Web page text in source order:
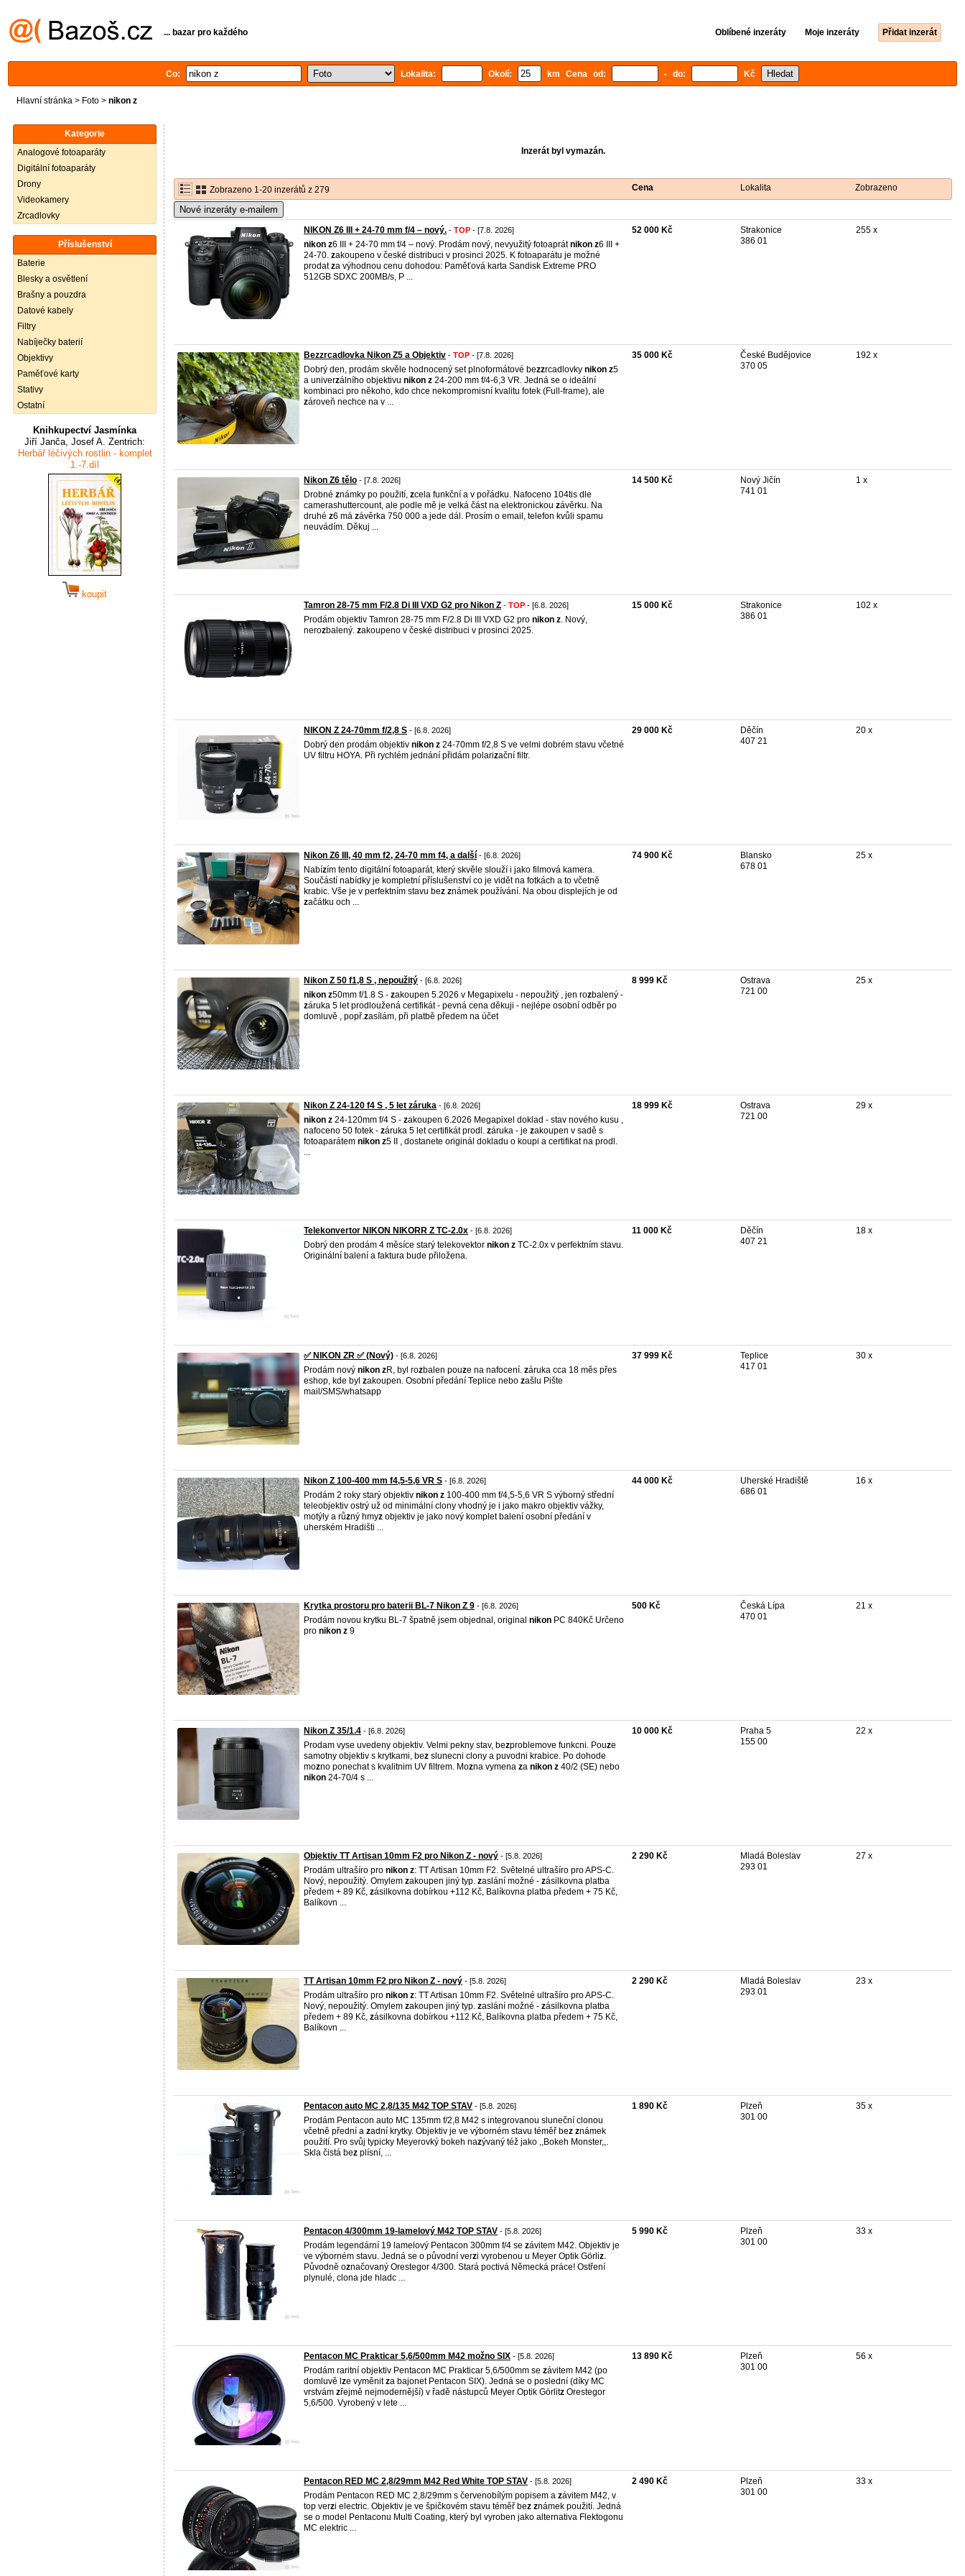
... bazar pro každého Oblíbené inzeráty Moje inzeráty Přidat inzerát
Co: Lokalita: Okolí: km Cena od: - do: Kč
Hlavní stránka > Foto > nikon z
Kategorie
Analogové fotoaparáty
Digitální fotoaparáty
Drony
Videokamery
Zrcadlovky
Příslušenství
Baterie
Blesky a osvětlení
Brašny a pouzdra
Datové kabely
Filtry
Nabíječky baterií
Objektivy
Paměťové karty
Stativy
Ostatní
Knihkupectví Jasmínka
Jiří Janča, Josef A. Zentrich:
Herbář léčivých rostlin - komplet
1.-7.díl
koupit
Inzerát byl vymazán.
Zobrazeno 1-20 inzerátů z 279 Cena Lokalita Zobrazeno
Nové inzeráty e-mailem
NIKON Z6 III + 24-70 mm f/4 – nový. - TOP - [7.8. 2026]
nikon z6 III + 24-70 mm f/4 – nový. Prodám nový, nevyužitý fotoaprátnikon z6 III +
24-70. zakoupeno v české distribuci v prosinci 2025. K fotoaparátu je možné
prodatza výhodnou cenu dohodou: Paměťová karta Sandisk Extreme PRO
512GB SDXC 200MB/s, P ...
52 000 Kč
Strakonice
386 01
255 x
Bezzrcadlovka Nikon Z5 a Objektiv - TOP - [7.8. 2026]
Dobrý den, prodám skvěle hodnocený set plnoformátové bezzrcadlovky nikon z5
a univerzálního objektivu nikon z 24-200 mm f/4-6,3 VR. Jedná se o ideální
kombinaci pro někoho, kdo chce nekompromisní kvalitu fotek (Full-frame), ale
zároveň nechce na v ...
35 000 Kč
České Budějovice
370 05
192 x
Nikon Z6 tělo - [7.8. 2026]
Drobné známky po použití, zcela funkční a v pořádku. Nafoceno 104tis dle
camerashuttercount, ale podle mě je velká část na elektronickou závěrku. Na
druhé z6 má závěrka 750 000 a jede dál. Prosím o email, telefon kvůli spamu
neuvádím. Děkuj ...
14 500 Kč
Nový Jičín
741 01
1 x
Tamron 28-75 mm F/2.8 Di III VXD G2 pro Nikon Z - TOP - [6.8. 2026]
Prodám objektiv Tamron 28-75 mm F/2.8 Di III VXD G2 pro nikon z. Nový,
nerozbalený. zakoupeno v české distribuci v prosinci 2025.
15 000 Kč
Strakonice
386 01
102 x
NIKON Z 24-70mm f/2,8 S - [6.8. 2026]
Dobrý den prodám objektiv nikon z 24-70mm f/2,8 S ve velmi dobrém stavu včetné
UV filtru HOYA. Při rychlém jednání přidám polarizační filtr.
29 000 Kč
Děčín
407 21
20 x
Nikon Z6 III, 40 mm f2, 24-70 mm f4, a další - [6.8. 2026]
Nabízím tento digitální fotoaparát, který skvěle slouží i jako filmová kamera.
Součástí nabídky je kompletní příslušenství co je vidět na fotkách a to včetně
krabic. Vše je v perfektním stavu bez známek používání. Na obou displejích je od
začátku och ...
74 900 Kč
Blansko
678 01
25 x
Nikon Z 50 f1,8 S , nepoužitý - [6.8. 2026]
nikon z50mm f/1.8 S - zakoupen 5.2026 v Megapixelu - nepoužitý , jen rozbalený -
záruka 5 let prodloužená certifikát - pevná cena děkuji - nejlépe osobní odběr po
domluvě , popř.zasílám, při platbě předem na účet
8 999 Kč
Ostrava
721 00
25 x
Nikon Z 24-120 f4 S , 5 let záruka - [6.8. 2026]
nikon z 24-120mm f/4 S - zakoupen 6.2026 Megapixel doklad - stav nového kusu ,
nafoceno 50 fotek - záruka 5 let certifikát prodl. záruka - je zakoupen v sadě s
fotoaparátem nikon z5 II , dostanete originál dokladu o koupi a certifikat na prodl.
...
18 999 Kč
Ostrava
721 00
29 x
Telekonvertor NIKON NIKORR Z TC-2.0x - [6.8. 2026]
Dobrý den prodám 4 měsíce starý telekovektor nikon z TC-2.0x v perfektním stavu.
Originální balení a faktura bude přiložena.
11 000 Kč
Děčín
407 21
18 x
✅ NIKON ZR ✅ (Nový) - [6.8. 2026]
Prodám nový nikon zR, byl rozbalen pouze na nafocení. záruka cca 18 měs přes
eshop, kde byl zakoupen. Osobní předání Teplice nebo zašlu Pište
mail/SMS/whatsapp
37 999 Kč
Teplice
417 01
30 x
Nikon Z 100-400 mm f4,5-5,6 VR S - [6.8. 2026]
Prodám 2 roky starý objektiv nikon z 100-400 mm f/4,5-5,6 VR S výborný střední
teleobjektiv ostrý už od minimální clony vhodný je i jako makro objektiv vážky,
motýly a různý hmyz objektiv je jako nový komplet balení osobní předání v
uherském Hradišti ...
44 000 Kč
Uherské Hradiště
686 01
16 x
Krytka prostoru pro baterii BL-7 Nikon Z 9 - [6.8. 2026]
Prodám novou krytku BL-7 špatně jsem objednal, original nikon PC 840Kč Určeno
pro nikon z 9
500 Kč
Česká Lípa
470 01
21 x
Nikon Z 35/1.4 - [6.8. 2026]
Prodam vyse uvedeny objektiv. Velmi pekny stav, bezproblemove funkcni. Pouze
samotny objektiv s krytkami, bez slunecni clony a puvodni krabice. Po dohode
mozno ponechat s kvalitnim UV filtrem. Mozna vymena za nikon z 40/2 (SE) nebo
nikon 24-70/4 s ...
10 000 Kč
Praha 5
155 00
22 x
Objektiv TT Artisan 10mm F2 pro Nikon Z - nový - [5.8. 2026]
Prodám ultrašíro pro nikon z: TT Artisan 10mm F2. Světelné ultrašíro pro APS-C.
Nový, nepoužitý. Omylem zakoupen jiný typ. zaslání možné - zásilkovna platba
předem + 89 Kč, zásilkovna dobírkou +112 Kč, Balíkovna platba předem + 75 Kč,
Balíkovn ...
2 290 Kč
Mladá Boleslav
293 01
27 x
TT Artisan 10mm F2 pro Nikon Z - nový - [5.8. 2026]
Prodám ultrašíro pro nikon z: TT Artisan 10mm F2. Světelné ultrašíro pro APS-C.
Nový, nepoužitý. Omylem zakoupen jiný typ. zaslání možné - zásilkovna platba
předem + 89 Kč, zásilkovna dobírkou +112 Kč, Balíkovna platba předem + 75 Kč,
Balíkovn ...
2 290 Kč
Mladá Boleslav
293 01
23 x
Pentacon auto MC 2,8/135 M42 TOP STAV - [5.8. 2026]
Prodám Pentacon auto MC 135mm f/2,8 M42 s integrovanou sluneční clonou
včetně přední a zadní krytky. Objektiv je ve výborném stavu téměř bez známek
použití. Pro svůj typicky Meyerovký bokeh nazývaný též jako ,,Bokeh Monster,,.
Skla čistá bez plísní, ...
1 890 Kč
Plzeň
301 00
35 x
Pentacon 4/300mm 19-lamelový M42 TOP STAV - [5.8. 2026]
Prodám legendární 19 lamelový Pentacon 300mm f/4 se závitem M42. Objektiv je
ve výborném stavu. Jedná se o původní verzi vyrobenou u Meyer Optik Görliz.
Původně označovaný Orestegor 4/300. Stará poctivá Německá práce! Ostření
plynulé, clona jde hladc ...
5 990 Kč
Plzeň
301 00
33 x
Pentacon MC Prakticar 5,6/500mm M42 možno SIX - [5.8. 2026]
Prodám raritní objektiv Pentacon MC Prakticar 5,6/500mm se závitem M42 (po
domluvě l ze vyměnitza bajonet Pentacon SIX). Jedná se o poslední (díky MC
vrstvám zřejmě nejmodernější) v řadě nástupců Meyer Optik Görlitz Orestegor
5,6/500. Vyrobený v lete ...
13 890 Kč
Plzeň
301 00
56 x
Pentacon RED MC 2,8/29mm M42 Red White TOP STAV - [5.8. 2026]
Prodám Pentacon RED MC 2,8/29mm s červenobílým popisem a závitem M42, v
top verzi electric. Objektiv je ve špičkovém stavu téměř bez známek použití. Jedná
se o model Pentaconu Multi Coating, který byl vyroben jako alternativa Flektogonu
MC elektric ...
2 490 Kč
Plzeň
301 00
33 x